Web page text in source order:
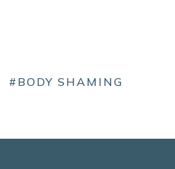
#BODY SHAMING